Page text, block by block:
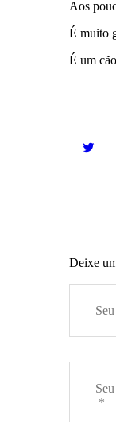
Aos
É muito
É um
Deixe